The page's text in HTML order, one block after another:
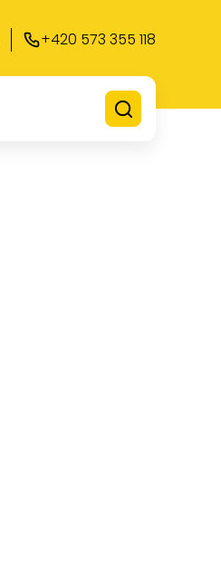
+420 573 355 118